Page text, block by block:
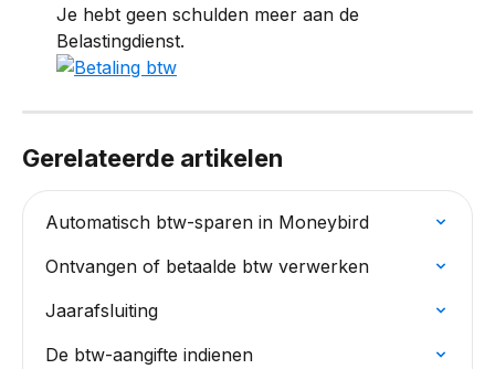
Je hebt geen schulden meer aan de
Belastingdienst.
Gerelateerde artikelen
Automatisch btw-sparen in Moneybird
Ontvangen of betaalde btw verwerken
Jaarafsluiting
De btw-aangifte indienen